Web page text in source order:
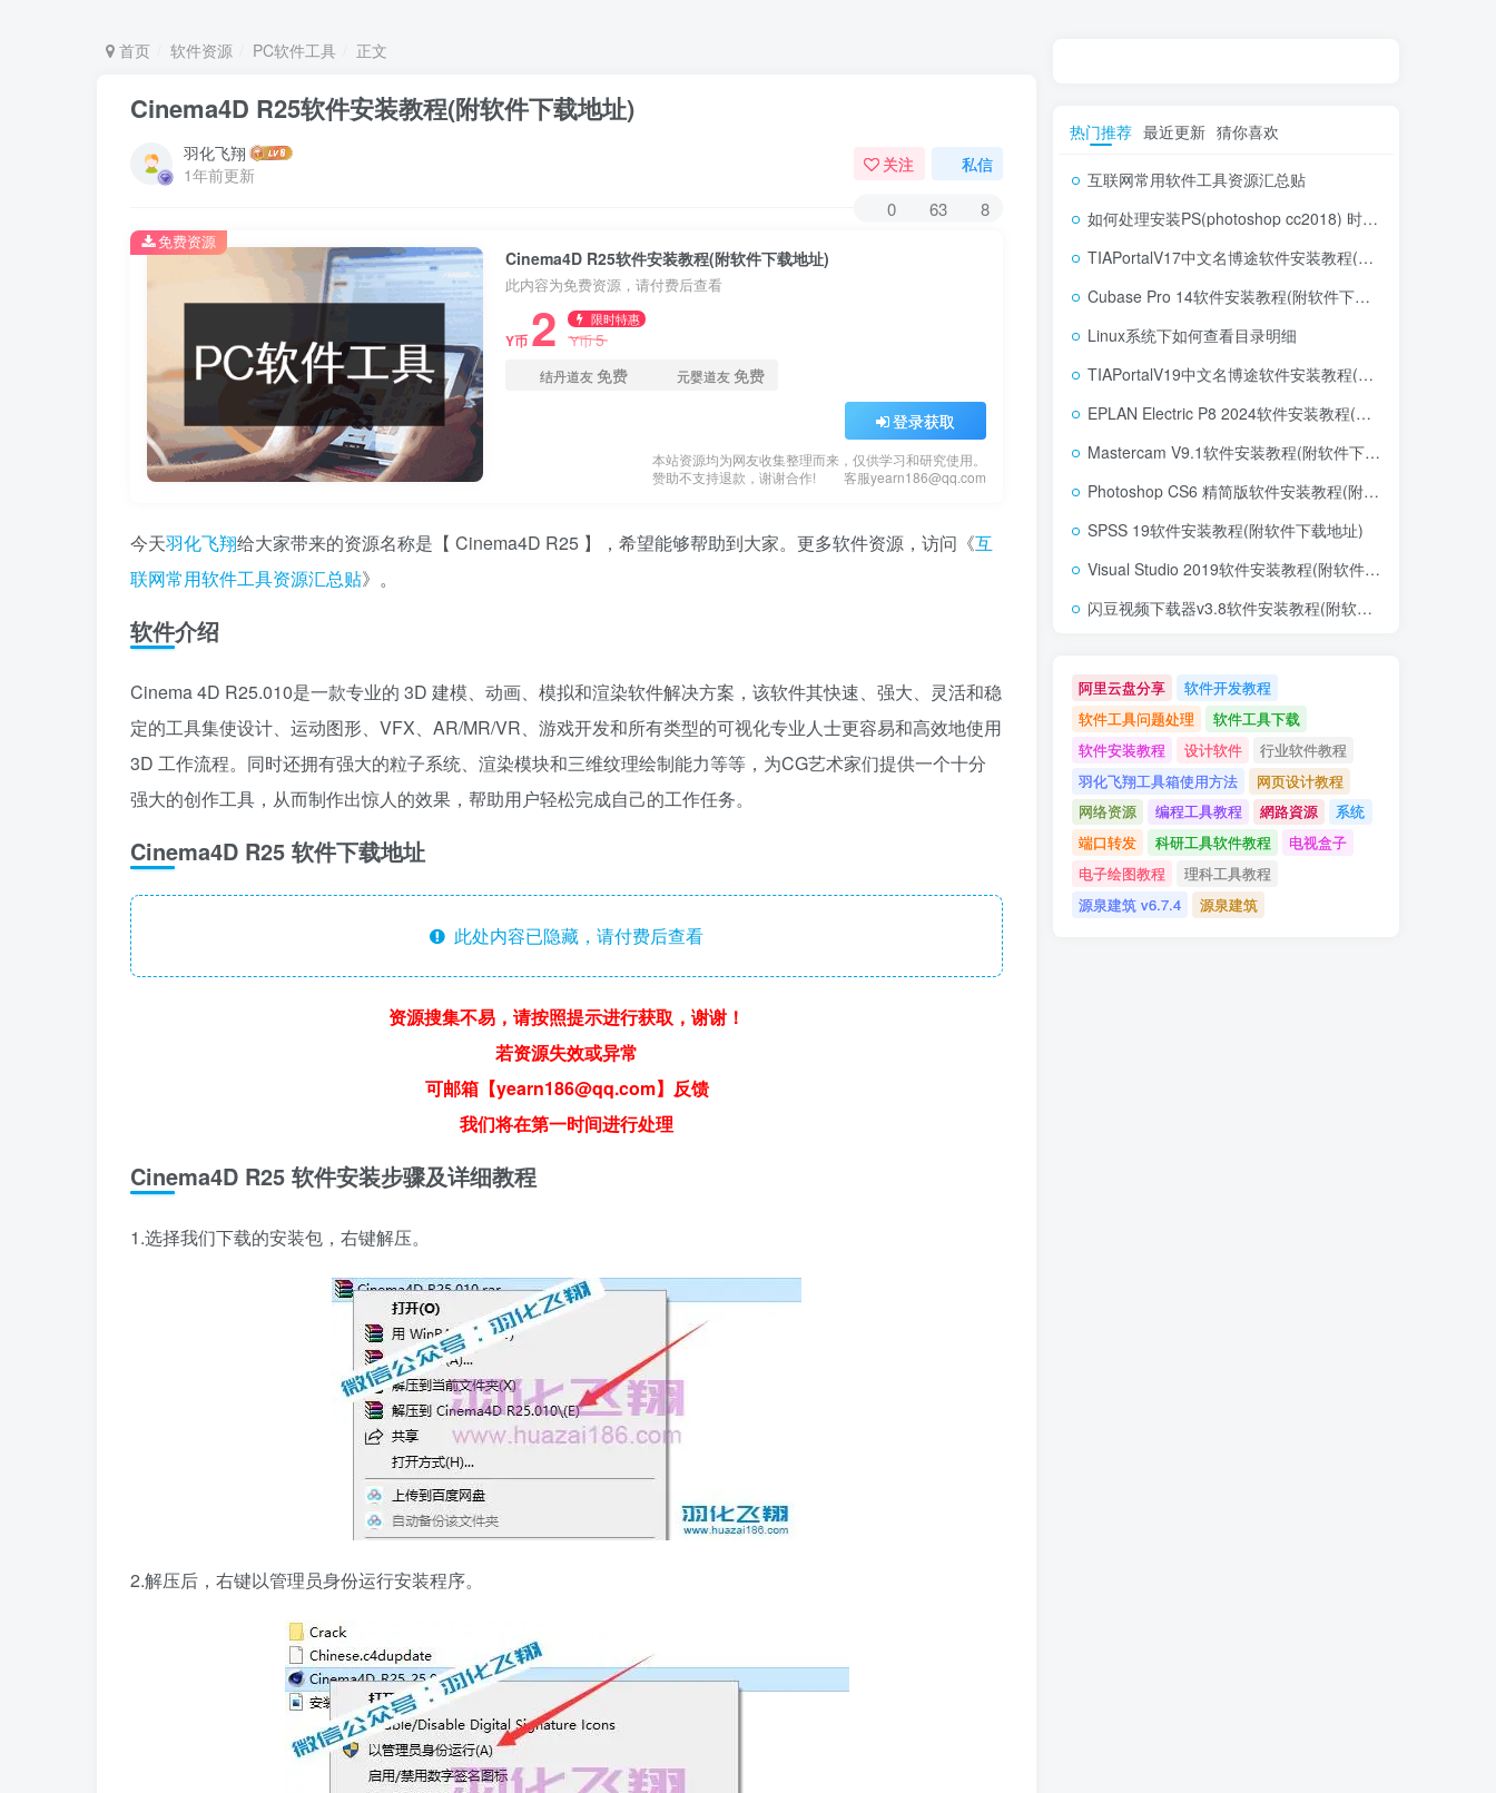
首页 软件资源 PC软件工具 正文
Cinema4D R25软件安装教程(附软件下载地址)
羽化飞翔
1年前更新
关注 私信
0 63 8
Cinema4D R25软件安装教程(附软件下载地址)
此内容为免费资源，请付费后查看
Y币 2 限时特惠
Y币5
结丹道友免费 元婴道友免费
登录获取
本站资源均为网友收集整理而来，仅供学习和研究使用。
赞助不支持退款，谢谢合作!
客服yearn186@qq.com
免费资源
今天羽化飞翔给大家带来的资源名称是【 Cinema4D R25 】，希望能够帮助到大家。更多软件资源，访问《互
联网常用软件工具资源汇总贴》。
软件介绍
Cinema 4D R25.010是一款专业的 3D 建模、动画、模拟和渲染软件解决方案，该软件其快速、强大、灵活和稳
定的工具集使设计、运动图形、VFX、AR/MR/VR、游戏开发和所有类型的可视化专业人士更容易和高效地使用
3D 工作流程。同时还拥有强大的粒子系统、渲染模块和三维纹理绘制能力等等，为CG艺术家们提供一个十分
强大的创作工具，从而制作出惊人的效果，帮助用户轻松完成自己的工作任务。
Cinema4D R25 软件下载地址
此处内容已隐藏，请付费后查看
资源搜集不易，请按照提示进行获取，谢谢！
若资源失效或异常
可邮箱【yearn186@qq.com】反馈
我们将在第一时间进行处理
Cinema4D R25 软件安装步骤及详细教程
1.选择我们下载的安装包，右键解压。
2.解压后，右键以管理员身份运行安装程序。
热门推荐 最近更新 猜你喜欢
互联网常用软件工具资源汇总贴
如何处理安装PS(photoshop cc2018) 时，提示系统或者IE浏览器需要升级
TIAPortalV17中文名博途软件安装教程(附软件下载地址)
Cubase Pro 14软件安装教程(附软件下载地址)
Linux系统下如何查看目录明细
TIAPortalV19中文名博途软件安装教程(附软件下载地址)
EPLAN Electric P8 2024软件安装教程(附软件下载地址)
Mastercam V9.1软件安装教程(附软件下载地址)
Photoshop CS6 精简版软件安装教程(附软件下载地址)
SPSS 19软件安装教程(附软件下载地址)
Visual Studio 2019软件安装教程(附软件下载地址)
闪豆视频下载器v3.8软件安装教程(附软件下载地址)
阿里云盘分享
软件开发教程
软件工具问题处理
软件工具下载
软件安装教程
设计软件
行业软件教程
羽化飞翔工具箱使用方法
网页设计教程
网络资源
编程工具教程 網路資源
系统
端口转发
科研工具软件教程
电视盒子
电子绘图教程
理科工具教程
源泉建筑 v6.7.4
源泉建筑